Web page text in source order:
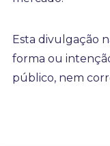
Esta divulgação
forma ou
público, nem